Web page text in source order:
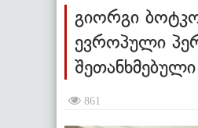
გიორგი
ევროპული
861